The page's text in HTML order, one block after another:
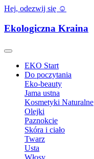
Hej, odezwij się ☺️
Ekologiczna Kraina
EKO Start
Do poczytania
Eko-beauty
Jama ustna
Kosmetyki Naturalne
Olejki
Paznokcie
Skóra i ciało
Twarz
Usta
Włosy